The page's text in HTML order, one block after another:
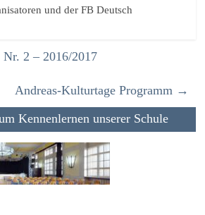
und der FB Deutsch
2 – 2016/2017
Andreas-Kulturtage Programm →
Kennenlernen unserer Schule